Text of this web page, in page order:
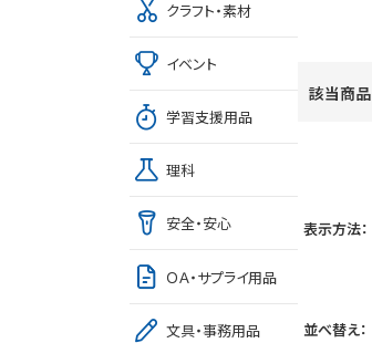
該当商品
表示方法：
並べ替え：
クラフト・素材
イベント
学習支援用品
理科
安全・安心
ＯＡ・サプライ用品
文具・事務用品